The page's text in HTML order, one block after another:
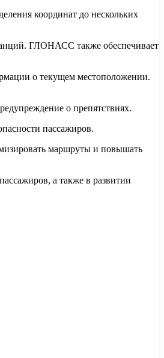
координат до нескольких
ГЛОНАСС также обеспечивает
о текущем местоположении.
о препятствиях.
пассажиров.
маршруты и повышать
а также в развитии